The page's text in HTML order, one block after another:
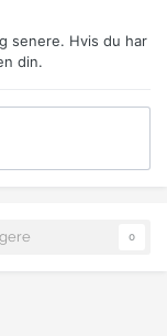
senere. Hvis du har
din.
0